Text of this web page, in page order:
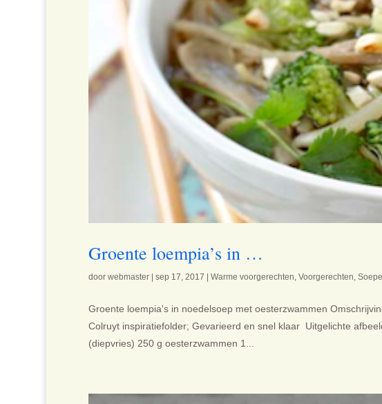
Groente loempia’s in …
door webmaster| sep 17, 2017 | Warme voorgerechten Voorgerechten
Groente loempia's in noedelsoep met oesterzwammen
Colruyt inspiratiefolder; Gevarieerd en snel klaar Uitgelichte
(diepvries) 250 g oesterzwammen 1...